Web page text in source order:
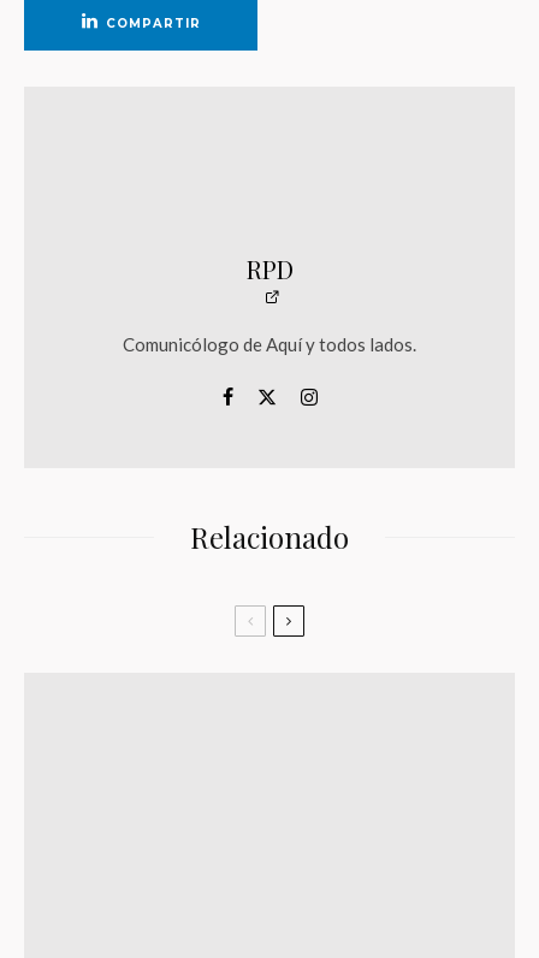
COMPARTIR
RPD
Comunicólogo de Aquí y todos lados.
Relacionado